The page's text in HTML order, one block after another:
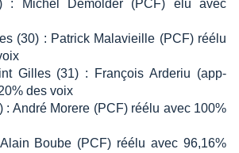
: Michel Demolder (PCF) élu avec
(30) : Patrick Malavieille (PCF) réélu
Gilles (31) : François Arderiu (app-
des voix
: André Morere (PCF) réélu avec 100%
Boube (PCF) réélu avec 96,16%